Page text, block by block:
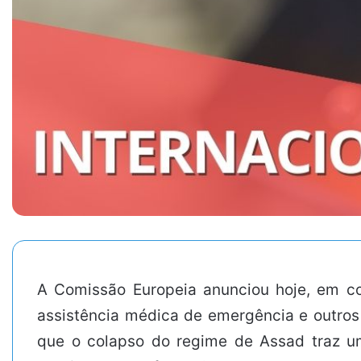
A Comissão Europeia anunciou hoje, em
assistência médica de emergência e
que o colapso do regime de Assad traz